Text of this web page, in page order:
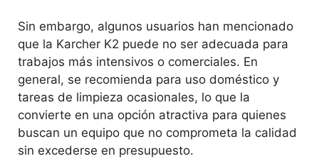
Sin embargo, algunos usuarios han mencionado
que la Karcher K2 puede no ser adecuada para
trabajos más intensivos o comerciales. En
general, se recomienda para uso doméstico y
tareas de limpieza ocasionales, lo que la
convierte en una opción atractiva para quienes
buscan un equipo que no comprometa la calidad
sin excederse en presupuesto.